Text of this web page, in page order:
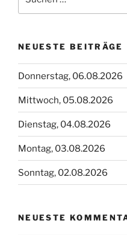
nach:
NEUESTE BEITRÄGE
Donnerstag, 06.08.2026
Mittwoch, 05.08.2026
Dienstag, 04.08.2026
Montag, 03.08.2026
Sonntag, 02.08.2026
NEUESTE